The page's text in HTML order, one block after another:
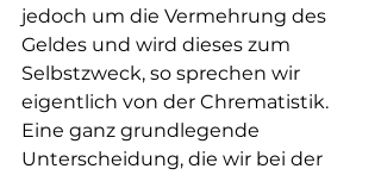
jedoch um die Vermehrung des
Geldes und wird dieses zum
Selbstzweck, so sprechen wir
eigentlich von der Chrematistik.
Eine ganz grundlegende
Unterscheidung, die wir bei der